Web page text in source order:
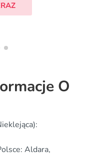
O
Aldara,